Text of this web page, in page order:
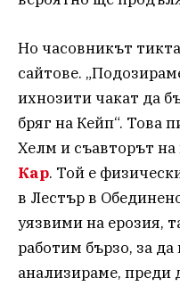
Но часовникът
сайтове.
ихнозити чакат да
бряг на Кейп“. Това
Хелм и съавторът на
Кар. Той е
в Лестър в
уязвими на ерозия,
работим бързо, за
анализираме, преди